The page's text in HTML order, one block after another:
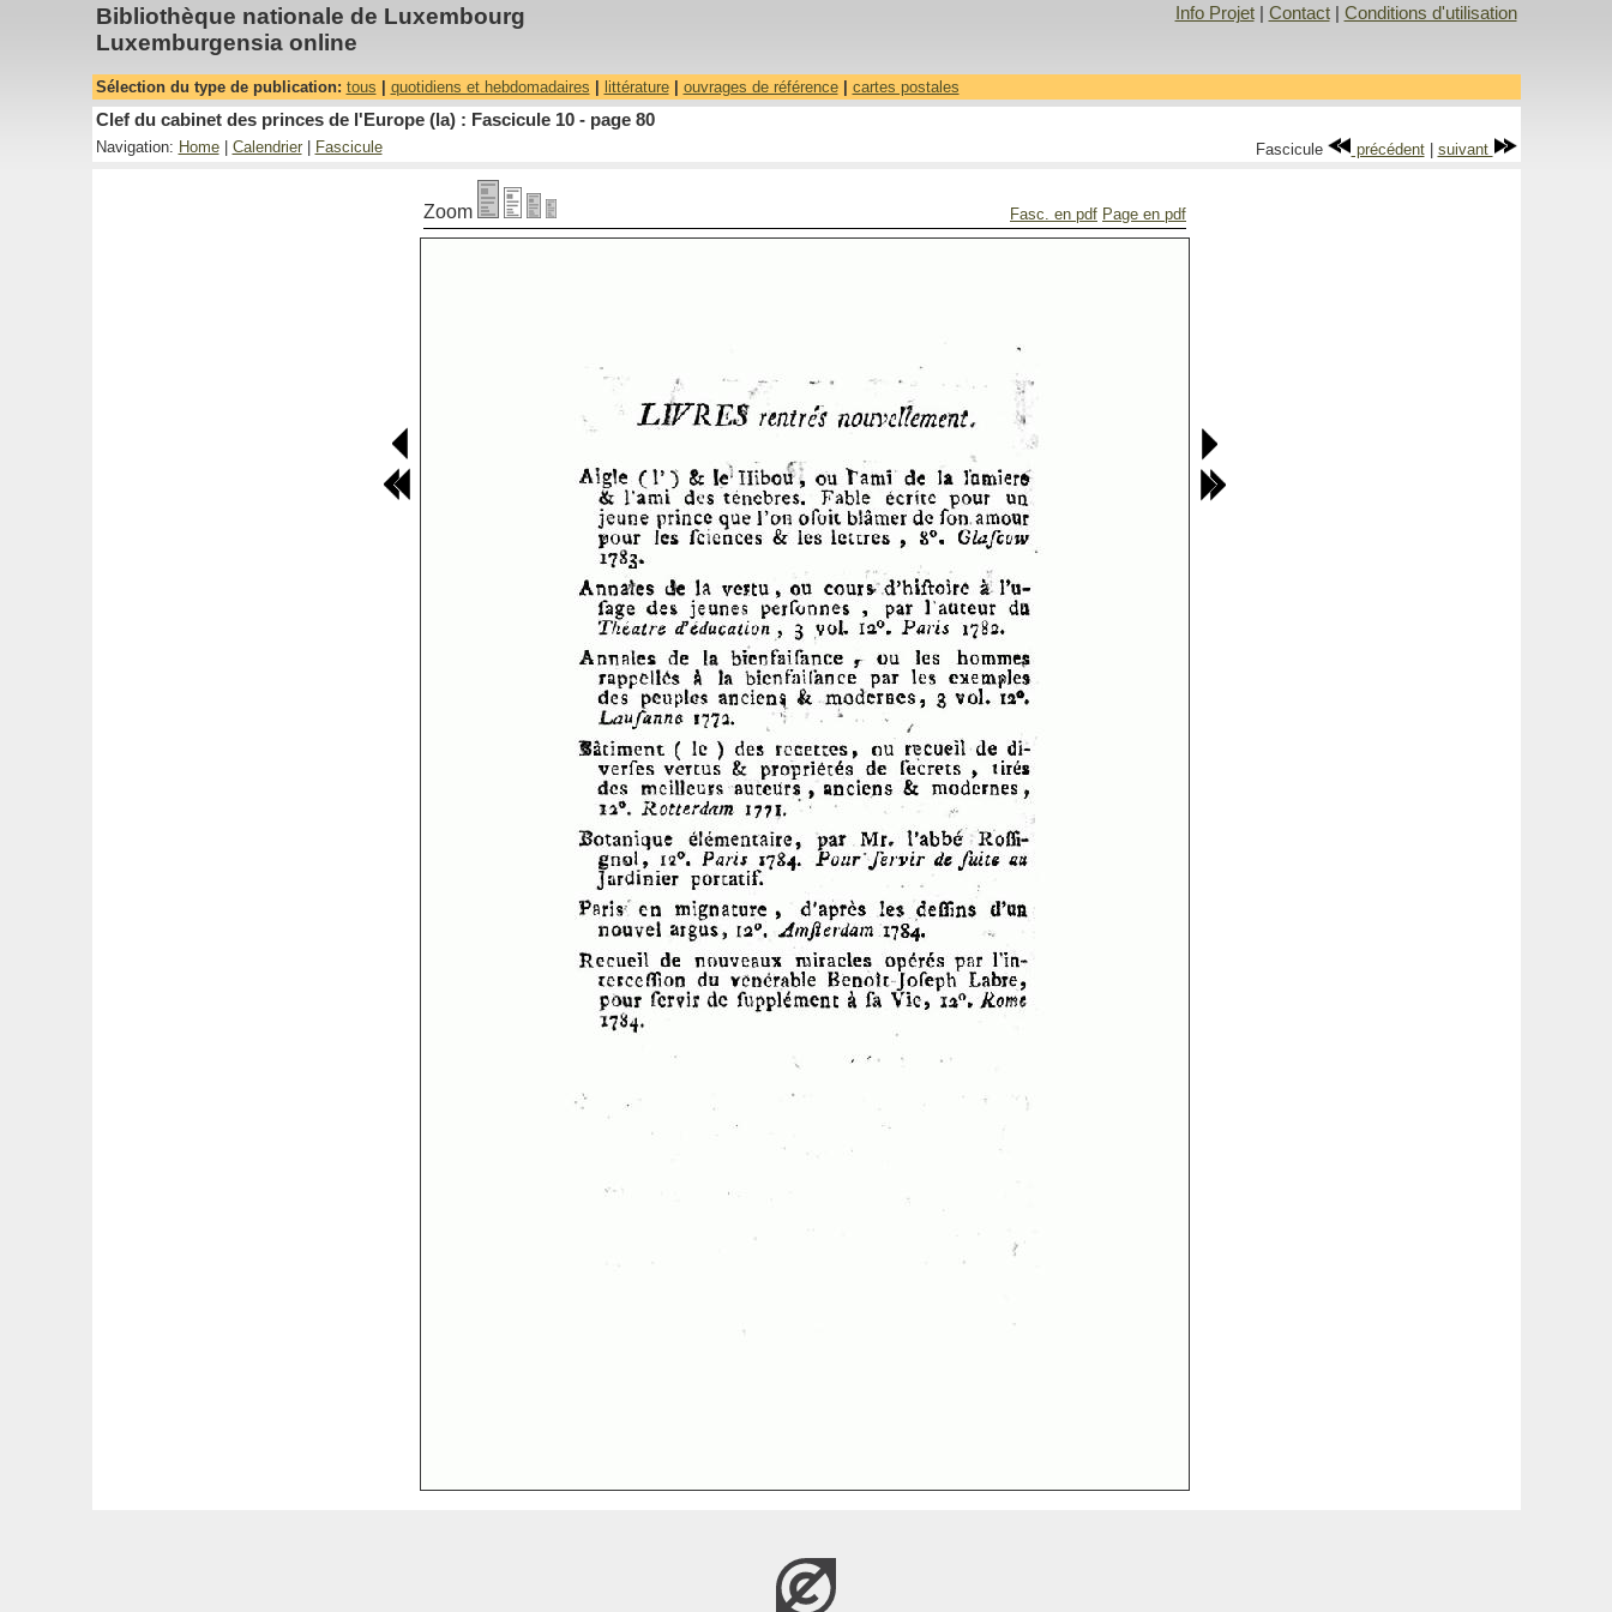
Bibliothèque nationale de Luxembourg
Luxemburgensia online
Info Projet| Contact| Conditions d'utilisation
Sélection du type de publication: tous quotidiens et hebdomadaires littérature| ouvrages de référence| cartes postales
Clef du cabinet des princes de l'Europe (la) : Fascicule 10 - page 80
Navigation: Home| Calendrier| Fascicule Fascicule précédent| suivant
Zoom Fasc. en pdf Page en pdf